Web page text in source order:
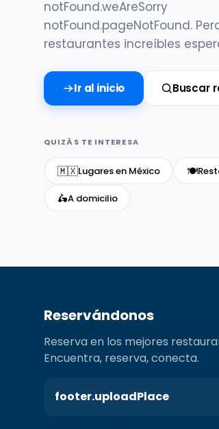
notFound.weAreSorry
notFound.pageNotFound.
restaurantes increíbles
Ir al inicio Buscar
QUIZÁS TE INTERESA
🇲🇽Lugares en México 🍽️
🛵A domicilio
Reservándonos
Reserva en los mejores
Encuentra, reserva, conecta.
footer.uploadPlace